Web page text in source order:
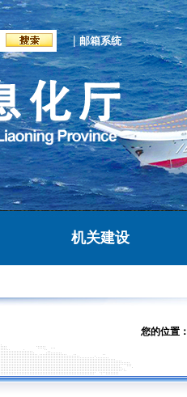
| 邮箱系统
机关建设
您的位置：